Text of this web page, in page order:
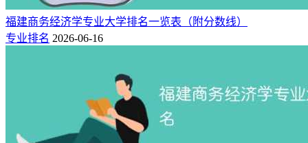
名
学校名称
1
西安航空职业技术
技术
批
2、陕西航空发动机制造技术专业专科批院校排名一
览表（省外榜）
福建商务经济学专业大学排名一览表（附分数线）
专业排名 2026-06-16